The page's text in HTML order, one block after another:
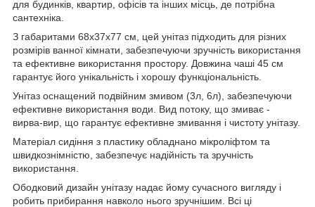
для будинків, квартир, офісів та інших місць, де потрібна
сантехніка.
З габаритами 68х37х77 см, цей унітаз підходить для різних
розмірів ванної кімнати, забезпечуючи зручність використання
та ефективне використання простору. Довжина чаші 45 см
гарантує його унікальність і хорошу функціональність.
Унітаз оснащений подвійним змивом (3л, 6л), забезпечуючи
ефективне використання води. Вид потоку, що змиває -
вирва-вир, що гарантує ефективне змивання і чистоту унітазу.
Матеріал сидіння з пластику обладнано мікроліфтом та
швидкознімністю, забезпечує надійність та зручність
використання.
Ободковий дизайн унітазу надає йому сучасного вигляду і
робить прибирання навколо нього зручнішим. Всі ці